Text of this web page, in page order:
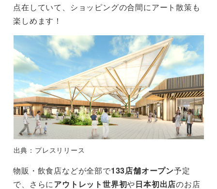
点在していて、ショッピングの合間にアート散策も
楽しめます！
出典：プレスリリース
物販・飲食店などが全部で133店舗オープン予定
で、さらにアウトレット世界初や日本初出店のお店